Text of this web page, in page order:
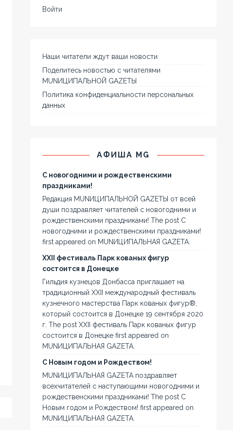
Войти
Наши читатели ждут ваши новости
Поделитесь новостью с читателями
MUNИЦИПАЛЬНОЙ GAZЕТЫ
Политика конфиденциальности персональных
данных
АФИША MG
С новогодними и рождественскими
праздниками!
Редакция MUNИЦИПАЛЬНОЙ GAZЕТЫ от всей
души поздравляет читателей с новогодними и
рождественскими праздниками! The post С
новогодними и рождественскими праздниками!
first appeared on MUNИЦИПАЛЬНАЯ GAZЕТА.
XXII фестиваль Парк кованых фигур
состоится в Донецке
Гильдия кузнецов Донбасса приглашает на
традиционный XXII международный фестиваль
кузнечного мастерства Парк кованых фигур®,
который состоится в Донецке 19 сентября 2020
г. The post XXII фестиваль Парк кованых фигур
состоится в Донецке first appeared on
MUNИЦИПАЛЬНАЯ GAZЕТА.
С Новым годом и Рождеством!
MUNИЦИПАЛЬНАЯ GAZЕТА поздравляет
всехчитателей с наступающими новогодними и
рождественскими праздниками! The post С
Новым годом и Рождеством! first appeared on
MUNИЦИПАЛЬНАЯ GAZЕТА.